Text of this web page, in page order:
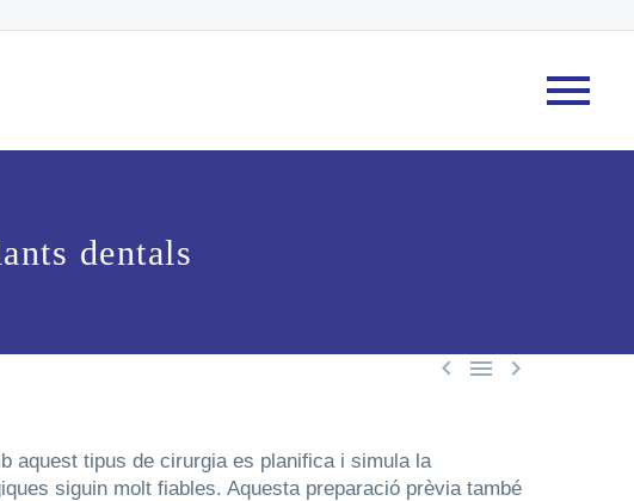
dentals
  
aquest tipus de cirurgia es planifica i simula la
siguin molt fiables. Aquesta preparació prèvia també